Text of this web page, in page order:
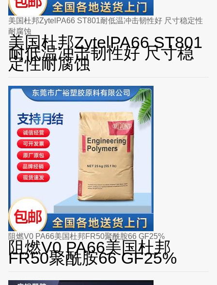
美国杜邦ZytelPA66 ST801耐低温冲击韧性好 尺寸稳定性
耐腐蚀
美国杜邦ZytelPA66 ST801
耐低温冲击韧性好 尺寸稳
定性耐腐蚀
阻燃V0 PA66美国杜邦FR50聚酰胺66 GF25%
阻燃V0 PA66美国杜邦
FR50聚酰胺66 GF25%